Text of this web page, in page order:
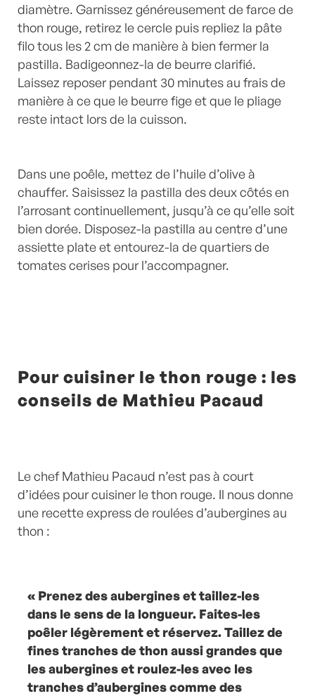
diamètre. Garnissez généreusement de farce de
thon rouge, retirez le cercle puis repliez la pâte
filo tous les 2 cm de manière à bien fermer la
pastilla. Badigeonnez-la de beurre clarifié.
Laissez reposer pendant 30 minutes au frais de
manière à ce que le beurre fige et que le pliage
reste intact lors de la cuisson.
Dans une poêle, mettez de l’huile d’olive à
chauffer. Saisissez la pastilla des deux côtés en
l’arrosant continuellement, jusqu’à ce qu’elle soit
bien dorée. Disposez-la pastilla au centre d’une
assiette plate et entourez-la de quartiers de
tomates cerises pour l’accompagner.
Pour cuisiner le thon rouge : les
conseils de Mathieu Pacaud
Le chef Mathieu Pacaud n’est pas à court
d’idées pour cuisiner le thon rouge. Il nous donne
une recette express de roulées d’aubergines au
thon :
« Prenez des aubergines et taillez-les
dans le sens de la longueur. Faites-les
poêler légèrement et réservez. Taillez de
fines tranches de thon aussi grandes que
les aubergines et roulez-les avec les
tranches d’aubergines comme des